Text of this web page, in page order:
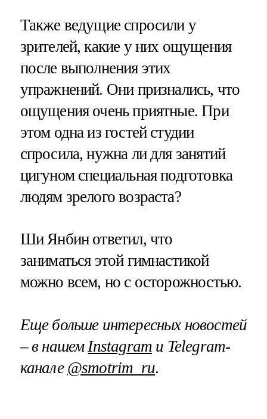
Также ведущие спросили у
зрителей, какие у них ощущения
после выполнения этих
упражнений. Они признались, что
ощущения очень приятные. При
этом одна из гостей студии
спросила, нужна ли для занятий
цигуном специальная подготовка
людям зрелого возраста?
Ши Янбин ответил, что
заниматься этой гимнастикой
можно всем, но с осторожностью.
Еще больше интересных новостей
– в нашем Instagram и Telegram-
канале @smotrim_ru.